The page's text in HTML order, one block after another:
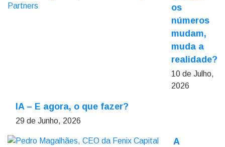
os
números
mudam,
muda a
realidade?
10 de Julho,
2026
IA – E agora, o que fazer?
29 de Junho, 2026
A